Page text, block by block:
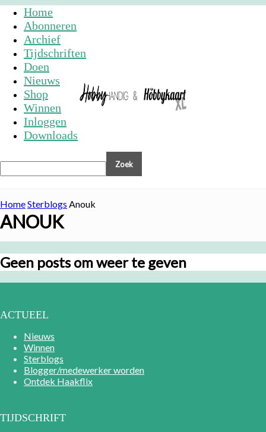
Home
Abonneren
Archief
Tijdschriften
Doen
Nieuws
Shop
Winnen
Inloggen
Downloads
HomeSterblogs Anouk
ANOUK
Geen posts om weer te geven
ACTUEEL
Nieuws
Winnen
Sterblogs
Blogger/medewerker worden
Ontdek Haakflix
TIJDSCHRIFT